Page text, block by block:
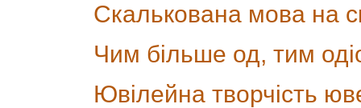
Скалькована мова на
Чим більше од, тим
Ювілейна творчість